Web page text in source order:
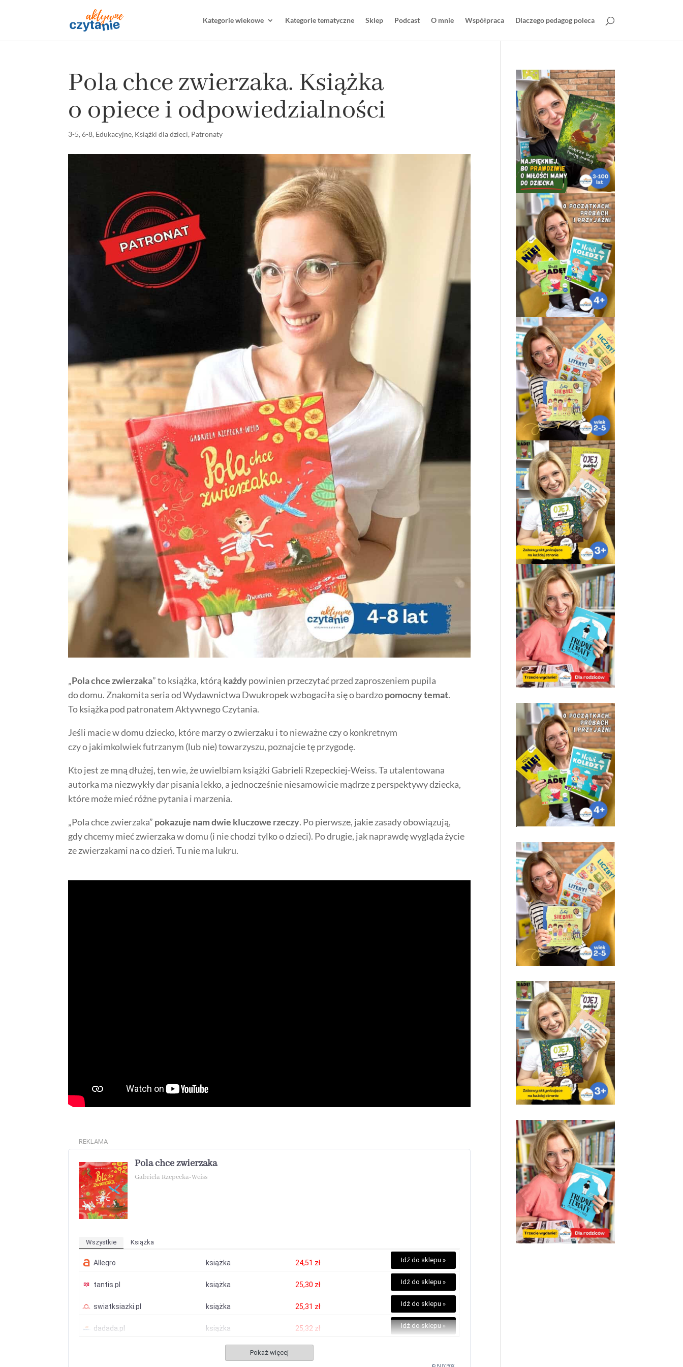
Kategorie wiekowe Kategorie tematyczne Sklep Podcast O mnie Współpraca Dlaczego pedagog poleca
Pola chce zwierzaka. Książka
o opiece i odpowiedzialności
3-5,6-8, Edukacyjne, Książki dla dzieci, Patronaty
„Pola chce zwierzaka” to książka, którą każdypowinien przeczytać przed zaproszeniem pupila
do domu. Znakomita seria od Wydawnictwa Dwukropek wzbogaciła się o bardzopomocny temat.
To książka pod patronatem Aktywnego Czytania.
Jeśli macie w domu dziecko, które marzy o zwierzaku i to nieważne czy o konkretnym
czy o jakimkolwiek futrzanym (lub nie) towarzyszu, poznajcie tę przygodę.
Kto jest ze mną dłużej, ten wie, że uwielbiam książki Gabrieli Rzepeckiej-Weiss. Ta utalentowana
autorka ma niezwykły dar pisania lekko, a jednocześnie niesamowicie mądrze z perspektywy dziecka,
które może mieć różne pytania i marzenia.
„Pola chce zwierzaka” pokazuje nam dwie kluczowe rzeczy. Po pierwsze, jakie zasady obowiązują,
gdy chcemy mieć zwierzaka w domu (i nie chodzi tylko o dzieci). Po drugie, jak naprawdę wygląda życie
ze zwierzakami na co dzień. Tu nie ma lukru.
REKLAMA
Pola chce zwierzaka
Gabriela Rzepecka-Weiss
Wszystkie Książka
Allegro książka 24,51 zł Idź do sklepu »
tantis.pl książka 25,30 zł Idź do sklepu »
swiatksiazki.pl książka 25,31 zł Idź do sklepu »
dadada.pl książka 25,32 zł Idź do sklepu »
Pokaż więcej
© BUY.BOX